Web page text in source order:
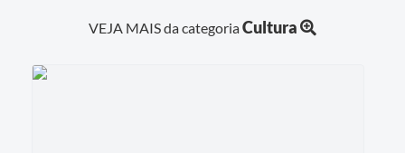
VEJA MAIS da categoriaCultura